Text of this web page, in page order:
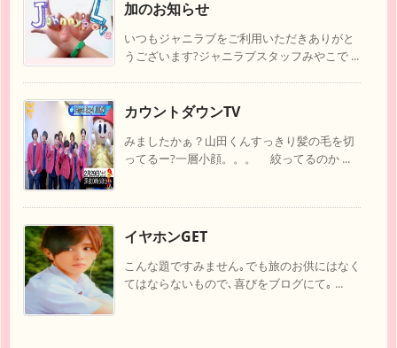
加のお知らせ
いつもジャニラブをご利用いただきありがと
うございます?ジャニラブスタッフみやこで ...
カウントダウンTV
みましたかぁ？山田くんすっきり髪の毛を切
ってるー?一層小顔。。。 絞ってるのか ...
イヤホンGET
こんな題ですみません｡でも旅のお供にはなく
てはならないもので､喜びをブログにて｡ ...